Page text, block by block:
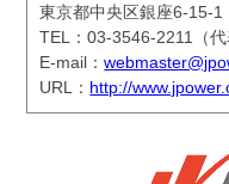
東京都中央区銀座6-15-1
TEL：03-3546-2211（代
E-mail：
URL： http://